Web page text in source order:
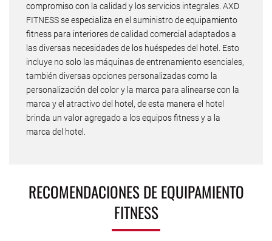
compromiso con la calidad y los servicios integrales. AXD
FITNESS se especializa en el suministro de equipamiento
fitness para interiores de calidad comercial adaptados a
las diversas necesidades de los huéspedes del hotel. Esto
incluye no solo las máquinas de entrenamiento esenciales,
también diversas opciones personalizadas como la
personalización del color y la marca para alinearse con la
marca y el atractivo del hotel, de esta manera el hotel
brinda un valor agregado a los equipos fitness y a la
marca del hotel.
RECOMENDACIONES DE EQUIPAMIENTO
FITNESS